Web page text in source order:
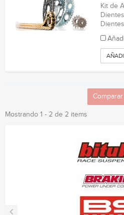
Kit de
Comparar
Mostrando 1 - 2 de 2 items